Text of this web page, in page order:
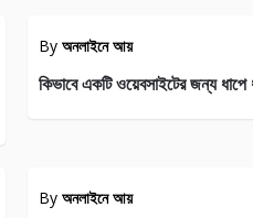
By অনলাইনে আয়
কিভাবে একটি ওয়েবসাইটের জন্য
By অনলাইনে আয়